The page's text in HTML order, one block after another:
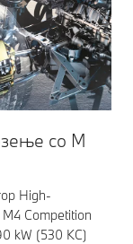
со M
High-
Competition
kW (530 КС)